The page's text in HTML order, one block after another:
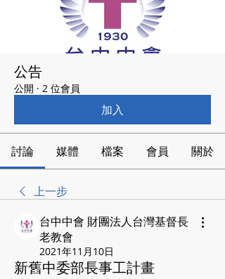
公告
公開 · 2 位會員
加入
討論 媒體 檔案 會員 關於
上一步
台中中會 財團法人台灣基督長
老教會
2021年11月10日
新舊中委部長事工計畫